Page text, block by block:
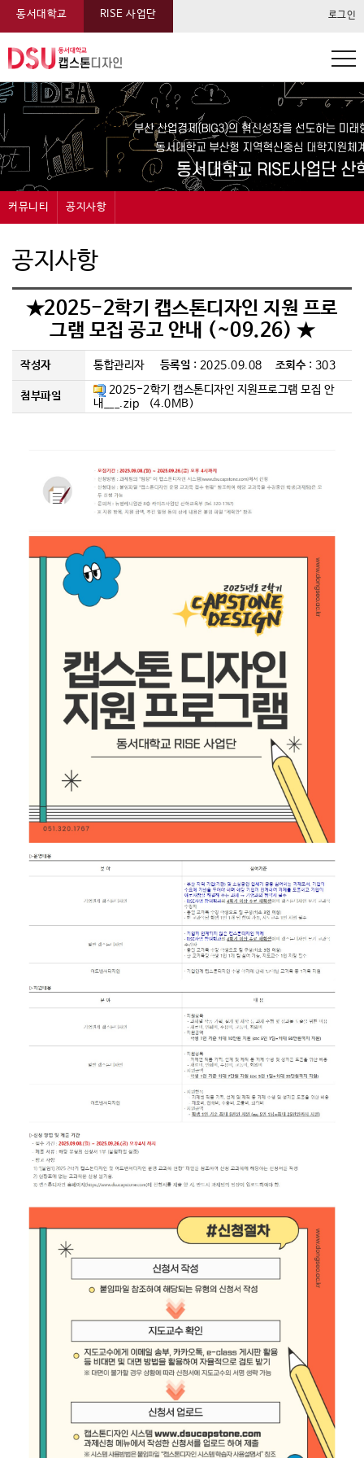
동서대학교 RISE 사업단 로그인
커뮤니티
과제신청
과제관리
공지사항
묻고답하기
자료실
FAQ
공지사항
★2025-2학기 캡스톤디자인 지원 프로
그램 모집 공고 안내 (~09.26) ★
작성자 통합관리자 등록일 : 2025.09.08 조회수: 303
첨부파일
2025-2학기 캡스톤디자인 지원프로그램 모집 안
내___.zip (4.0MB)